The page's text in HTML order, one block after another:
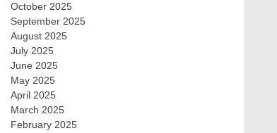
October 2025
September 2025
August 2025
July 2025
June 2025
May 2025
April 2025
March 2025
February 2025